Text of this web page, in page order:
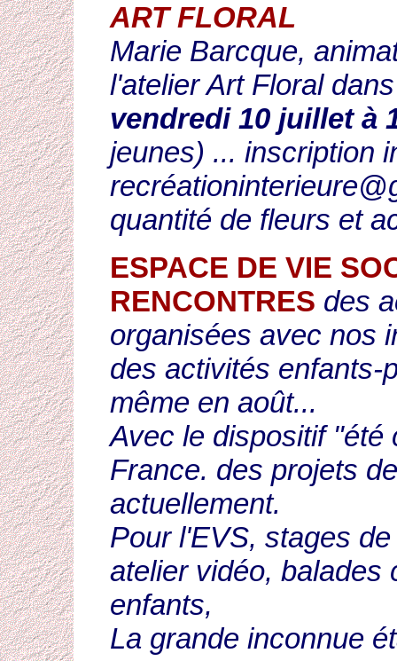
ART FLORAL
Marie Barcque,
l'atelier Art Floral
vendredi 10 juillet à
jeunes) ... inscription
quantité de fleurs et
ESPACE DE VIE
RENCONTRES des
organisées avec nos
des activités enfants-
même en août...
Avec le dispositif "été
France. des projets
actuellement.
Pour l'EVS, stages
atelier vidéo, balades
enfants,
La grande inconnue